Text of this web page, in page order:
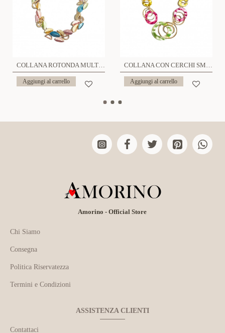
COLLANA ROTONDA MULTICOLORE - SW22100D620
Aggiungi al carrello
COLLANA CON CERCHI SMALTATI - SW2110301034D92
Aggiungi al carrello
Amorino - Official Store
Chi Siamo
Consegna
Politica Riservatezza
Termini e Condizioni
ASSISTENZA CLIENTI
Contattaci